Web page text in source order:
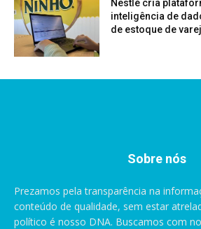
Nestlé cria
inteligência de
de estoque de
Sobre nós
Prezamos pela transparência na
conteúdo de qualidade, sem estar
político é nosso DNA. Buscamos com